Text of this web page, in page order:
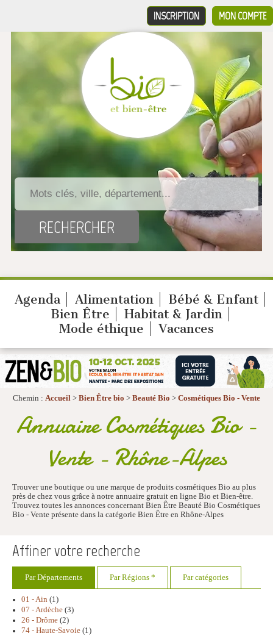
MON COMPTE
INSCRIPTION
Agenda Alimentation
Bébé & Enfant
Bien Être
Habitat & Jardin
Mode éthique
Vacances
Chemin : Accueil > Bien Être bio > Beauté Bio > Cosmétiques Bio - Vente
Annuaire Cosmétiques Bio -
Vente - Rhône-Alpes
Trouver une boutique ou une marque de produits cosmétiques Bio au plus
près de chez vous grâce à notre annuaire gratuit en ligne Bio et Bien-être.
Trouvez toutes les annonces concernant Bien Être Beauté Bio Cosmétiques
Bio - Vente présente dans la catégorie Bien Être en Rhône-Alpes
Affiner votre recherche
Par Départements Par Régions * Par catégories
01 - Ain (1)
07 - Ardèche (3)
26 - Drôme (2)
74 - Haute-Savoie (1)